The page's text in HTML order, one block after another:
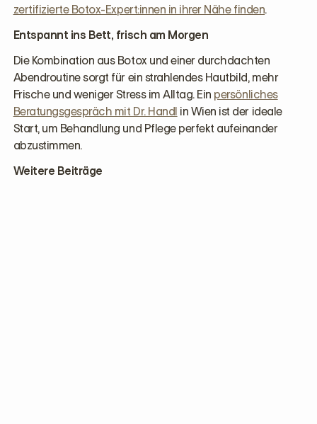
zertifizierte Botox-Expert:innen in ihrer Nähe finden.
Entspannt ins Bett, frisch am Morgen
Die Kombination aus Botox und einer durchdachten
Abendroutine sorgt für ein strahlendes Hautbild, mehr
Frische und weniger Stress im Alltag. Ein persönliches
Beratungsgespräch mit Dr. Handl in Wien ist der ideale
Start, um Behandlung und Pflege perfekt aufeinander
abzustimmen.
Weitere Beiträge